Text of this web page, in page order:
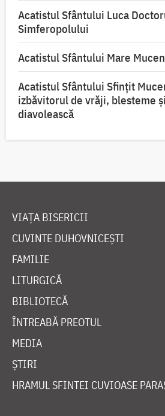
Acatistul Sfântului Luca
Simferopolului
Acatistul Sfântului Mare
Acatistul Sfântului Sfințit
izbăvitorul de vrăji, blesteme
diavolească
VIAȚA BISERICII
CUVINTE DUHOVNICEȘTI
FAMILIE
LITURGICĂ
BIBLIOTECĂ
ÎNTREABĂ PREOTUL
MEDIA
ȘTIRI
HRAMUL SFINTEI CUVIOASE